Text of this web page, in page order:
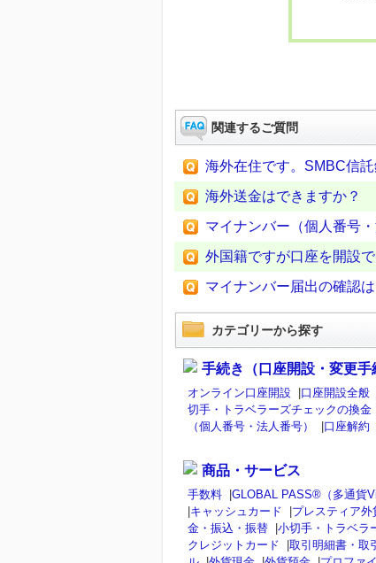
関連するご質問
海外在住です。SMBC信
海外送金はできますか？
マイナンバー（個人番号
外国籍ですが口座を開設
マイナンバー届出の確認
カテゴリーから探す
手続き（口座開設・変更手
オンライン口座開設 |口座開設全般
切手・トラベラーズチェックの換金
（個人番号・法人番号）
|口座解約
商品・サービス
手数料 |GLOBAL PASS®（多通貨
|キャッシュカード |プレスティア
金・振込・振替 |小切手・トラベラ
クレジットカード
|取引明細書・取